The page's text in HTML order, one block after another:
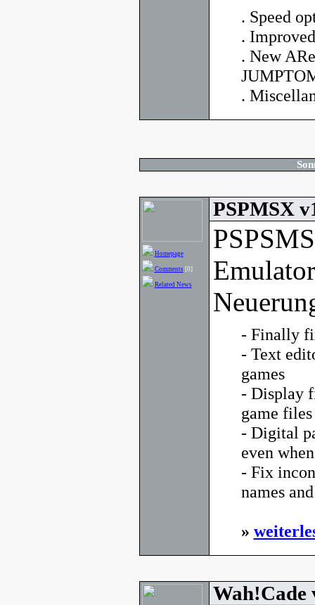
. Speed
.
. New
.
Homepage
Comments [0]
Related News
PSPMSX
- Finally
- Text
games
- Display
game files
- Digital
even
- Fix
names
»
Wah!Cade